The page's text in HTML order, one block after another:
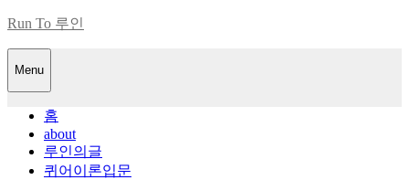
Skip
content
Run To 루인
Menu
홈
about
루인의글
퀴어이론입문